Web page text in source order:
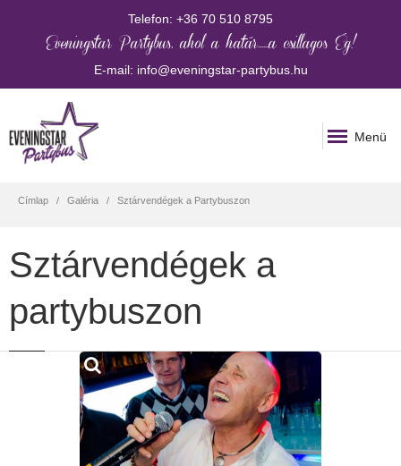
Telefon: +36 70 510 8795
Eveningstar Partybus, ahol a határ......a csillagos Ég!
E-mail: info@eveningstar-partybus.hu
Menü
Címlap Galéria Sztárvendégek a Partybuszon
Sztárvendégek a
partybuszon